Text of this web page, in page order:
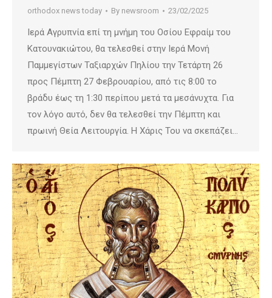
orthodox news today By newsroom 23/02/2025
Ιερά Αγρυπνία επί τη μνήμη του Οσίου Εφραίμ του
Κατουνακιώτου, θα τελεσθεί στην Ιερά Μονή
Παμμεγίστων Ταξιαρχών Πηλίου την Τετάρτη 26
προς Πέμπτη 27 Φεβρουαρίου, από τις 8:00 το
βράδυ έως τη 1:30 περίπου μετά τα μεσάνυχτα. Για
τον λόγο αυτό, δεν θα τελεσθεί την Πέμπτη και
πρωινή Θεία Λειτουργία. Η Χάρις Του να σκεπάζει…